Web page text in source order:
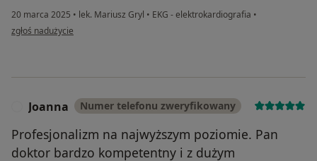
20 marca 2025 • lek. Mariusz Gryl • EKG - elektrokardiografia •
w opinii użytkownika Agnieszka K
zgłoś nadużycie
Joanna Numer telefonu zweryfikowany
Profesjonalizm na najwyższym poziomie. Pan
doktor bardzo kompetentny i z dużym